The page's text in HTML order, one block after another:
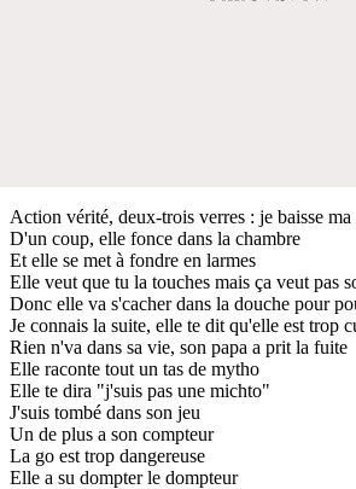
Action vérité, deux-trois verres : je baisse ma
D'un coup, elle fonce dans la chambre
Et elle se met à fondre en larmes
Elle veut que tu la touches mais ça veut pas
Donc elle va s'cacher dans la douche pour
Je connais la suite, elle te dit qu'elle est trop
Rien n'va dans sa vie, son papa a prit la fuite
Elle raconte tout un tas de mytho
Elle te dira "j'suis pas une michto"
J'suis tombé dans son jeu
Un de plus a son compteur
La go est trop dangereuse
Elle a su dompter le dompteur